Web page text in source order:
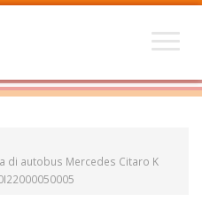
di autobus Mercedes Citaro K